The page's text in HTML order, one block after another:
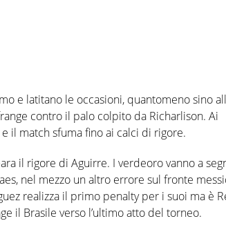
e latitano le occasioni, quantomeno sino
contro il palo colpito da Richarlison. Ai
il match sfuma fino ai calci di rigore.
il rigore di Aguirre. I verdeoro vanno a
nel mezzo un altro errore sul fronte
realizza il primo penalty per i suoi ma è
il Brasile verso l’ultimo atto del torneo.